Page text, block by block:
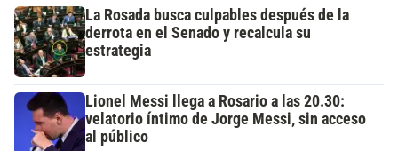
La Rosada busca culpables después de la
derrota en el Senado y recalcula su
estrategia
Lionel Messi llega a Rosario a las 20.30:
velatorio íntimo de Jorge Messi, sin acceso
al público